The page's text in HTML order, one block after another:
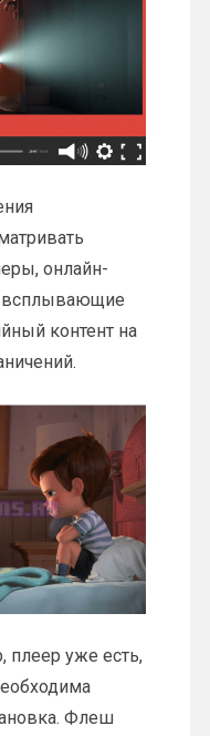
онлайн-
всплывающие
контент на
плеер уже есть,
Флеш